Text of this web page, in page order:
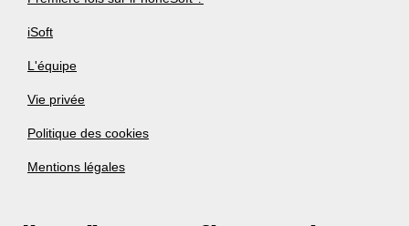
iSoft
L'équipe
Vie privée
Politique des cookies
Mentions légales